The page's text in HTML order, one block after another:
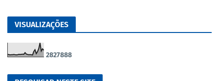
VISUALIZAÇÕES
2827888